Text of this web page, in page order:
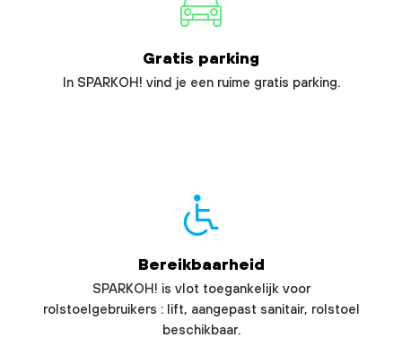
Gratis parking
In SPARKOH! vind je een ruime gratis parking.
Bereikbaarheid
SPARKOH! is vlot toegankelijk voor
rolstoelgebruikers : lift, aangepast sanitair, rolstoel
beschikbaar.